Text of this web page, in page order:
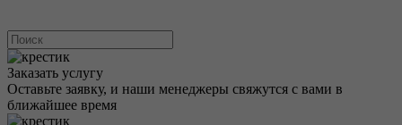
Заказать услугу
Оставьте заявку, и наши менеджеры свяжутся с вами в
ближайшее время